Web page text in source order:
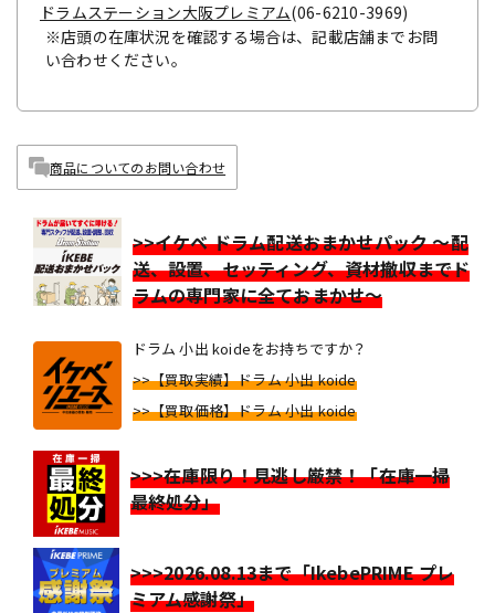
ドラムステーション大阪プレミアム(06-6210-3969)
※店頭の在庫状況を確認する場合は、記載店舗までお問
い合わせください。
商品についてのお問い合わせ
>>イケベ ドラム配送おまかせパック ～配
送、設置、セッティング、資材撤収までド
ラムの専門家に全ておまかせ～
ドラム 小出 koideをお持ちですか？
>>【買取実績】ドラム 小出 koide
>>【買取価格】ドラム 小出 koide
>>>在庫限り！見逃し厳禁！「在庫一掃
最終処分」
>>>2026.08.13まで「IkebePRIME プレ
ミアム感謝祭」